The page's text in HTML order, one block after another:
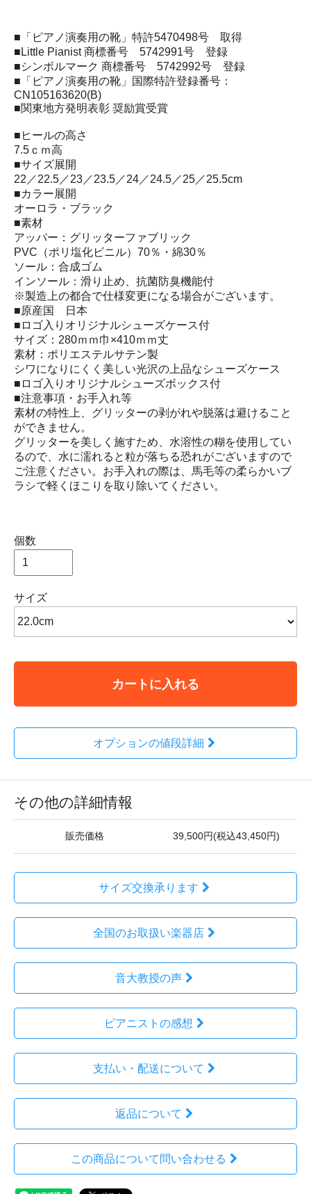
■「ピアノ演奏用の靴」特許5470498号 取得
■Little Pianist 商標番号 5742991号 登録
■シンボルマーク 商標番号 5742992号 登録
■「ピアノ演奏用の靴」国際特許登録番号：
CN105163620(B)
■関東地方発明表彰 奨励賞受賞
■ヒールの高さ
7.5ｃｍ高
■サイズ展開
22／22.5／23／23.5／24／24.5／25／25.5cm
■カラー展開
オーロラ・ブラック
■素材
アッパー：グリッターファブリック
PVC（ポリ塩化ビニル）70％・綿30％
ソール：合成ゴム
インソール：滑り止め、抗菌防臭機能付
※製造上の都合で仕様変更になる場合がございます。
■原産国 日本
■ロゴ入りオリジナルシューズケース付
サイズ：280ｍｍ巾×410ｍｍ丈
素材：ポリエステルサテン製
シワになりにくく美しい光沢の上品なシューズケース
■ロゴ入りオリジナルシューズボックス付
■注意事項・お手入れ等
素材の特性上、グリッターの剥がれや脱落は避けること
ができません。
グリッターを美しく施すため、水溶性の糊を使用してい
るので、水に濡れると粒が落ちる恐れがございますので
ご注意ください。お手入れの際は、馬毛等の柔らかいブ
ラシで軽くほこりを取り除いてください。
個数
サイズ
カートに入れる
オプションの値段詳細
その他の詳細情報
販売価格 39,500円(税込43,450円)
サイズ交換承ります
全国のお取扱い楽器店
音大教授の声
ピアニストの感想
支払い・配送について
返品について
この商品について問い合わせる